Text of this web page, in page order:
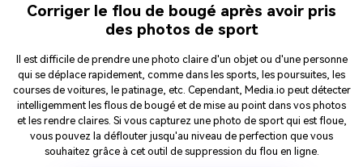
Corriger le flou de bougé après avoir pris
des photos de sport
Il est difficile de prendre une photo claire d'un objet ou d'une personne
qui se déplace rapidement, comme dans les sports, les poursuites, les
courses de voitures, le patinage, etc. Cependant, Media.io peut détecter
intelligemment les flous de bougé et de mise au point dans vos photos
et les rendre claires. Si vous capturez une photo de sport qui est floue,
vous pouvez la déflouter jusqu'au niveau de perfection que vous
souhaitez grâce à cet outil de suppression du flou en ligne.